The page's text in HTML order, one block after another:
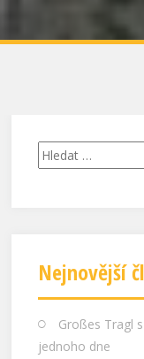
Vyhledávání
Nejnovější
Großes Tragl
jednoho dne